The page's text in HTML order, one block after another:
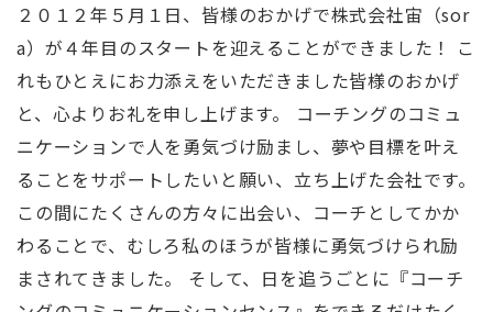
２０１２年５月１日、皆様のおかげで株式会社宙（sor
a）が４年目のスタートを迎えることができました！ こ
れもひとえにお力添えをいただきました皆様のおかげ
と、心よりお礼を申し上げます。 コーチングのコミュ
ニケーションで人を勇気づけ励まし、夢や目標を叶え
ることをサポートしたいと願い、立ち上げた会社です。
この間にたくさんの方々に出会い、コーチとしてかか
わることで、むしろ私のほうが皆様に勇気づけられ励
まされてきました。 そして、日を追うごとに『コーチ